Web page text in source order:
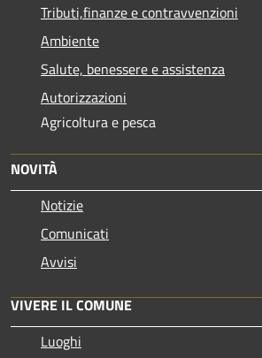
Tributi,finanze e contravvenzioni
Ambiente
Salute, benessere e assistenza
Autorizzazioni
Agricoltura e pesca
NOVITÀ
Notizie
Comunicati
Avvisi
VIVERE IL COMUNE
Luoghi